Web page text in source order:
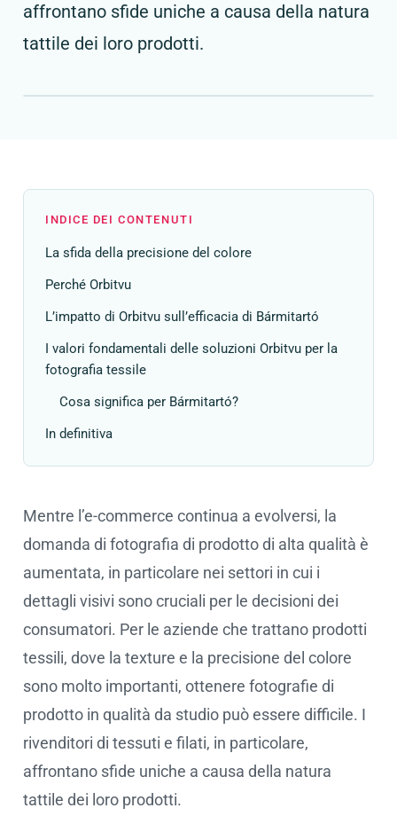
affrontano sfide uniche a causa della natura
tattile dei loro prodotti.
INDICE DEI CONTENUTI
La sfida della precisione del colore
Perché Orbitvu
L’impatto di Orbitvu sull’efficacia di Bármitartó
I valori fondamentali delle soluzioni Orbitvu per la
fotografia tessile
Cosa significa per Bármitartó?
In definitiva
Mentre l’e-commerce continua a evolversi, la
domanda di fotografia di prodotto di alta qualità è
aumentata, in particolare nei settori in cui i
dettagli visivi sono cruciali per le decisioni dei
consumatori. Per le aziende che trattano prodotti
tessili, dove la texture e la precisione del colore
sono molto importanti, ottenere fotografie di
prodotto in qualità da studio può essere difficile. I
rivenditori di tessuti e filati, in particolare,
affrontano sfide uniche a causa della natura
tattile dei loro prodotti.